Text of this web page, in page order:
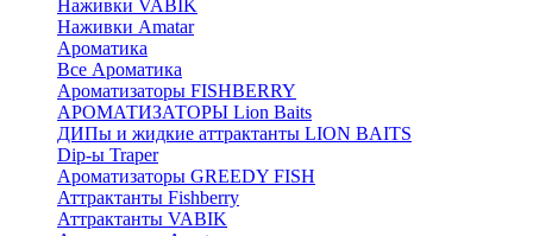
Наживки VABIK
Наживки Amatar
Ароматика
Все Ароматика
Ароматизаторы FISHBERRY
АРОМАТИЗАТОРЫ Lion Baits
ДИПы и жидкие аттрактанты LION BAITS
Dip-ы Traper
Ароматизаторы GREEDY FISH
Аттрактанты Fishberry
Аттрактанты VABIK